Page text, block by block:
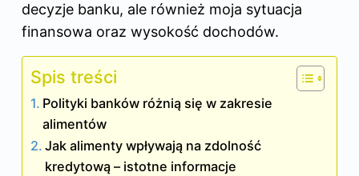
decyzje banku, ale również moja sytuacja
finansowa oraz wysokość dochodów.
Spis treści
Polityki banków różnią się w zakresie
alimentów
Jak alimenty wpływają na zdolność
kredytową – istotne informacje